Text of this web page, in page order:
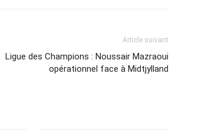
Article suivant
Ligue des Champions : Noussair Mazraoui
opérationnel face à Midtjylland